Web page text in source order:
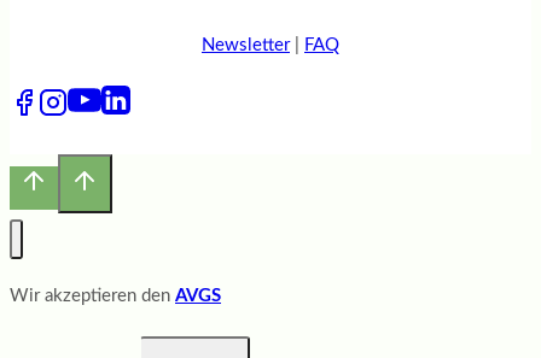
Newsletter| FAQ
Wir akzeptieren den AVGS